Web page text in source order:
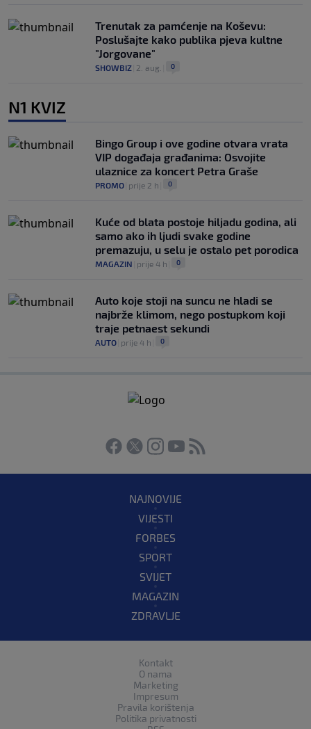
Trenutak za pamćenje na Koševu:
Poslušajte kako publika pjeva kultne
"Jorgovane"
SHOWBIZ 2. aug. 0
N1 KVIZ
Bingo Group i ove godine otvara vrata
VIP događaja građanima: Osvojite
ulaznice za koncert Petra Graše
PROMO prije 2 h 0
Kuće od blata postoje hiljadu godina, ali
samo ako ih ljudi svake godine
premazuju, u selu je ostalo pet porodica
MAGAZIN prije 4 h 0
Auto koje stoji na suncu ne hladi se
najbrže klimom, nego postupkom koji
traje petnaest sekundi
AUTO prije 4 h 0
NAJNOVIJE
VIJESTI
FORBES
SPORT
SVIJET
MAGAZIN
ZDRAVLJE
Kontakt
O nama
Marketing
Impresum
Pravila korištenja
Politika privatnosti